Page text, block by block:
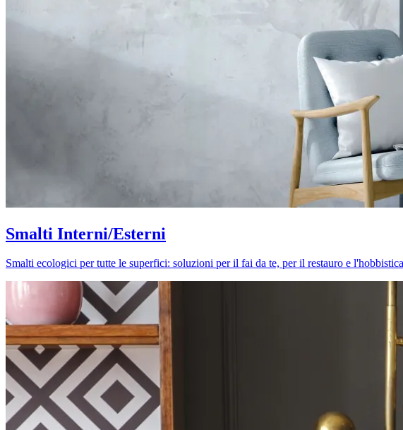
Smalti Interni/Esterni
Smalti ecologici per tutte le superfici: soluzioni per il fai da te, per il restauro e